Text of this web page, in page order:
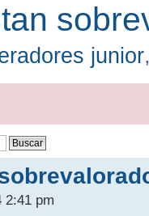
junior
2:41 pm